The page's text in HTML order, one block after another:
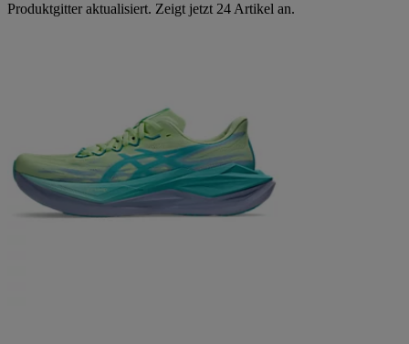
Produktgitter aktualisiert. Zeigt jetzt 24 Artikel an.